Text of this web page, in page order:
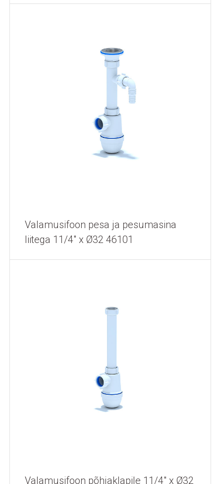
Valamusifoon pesa ja pesumasina
liitega 11/4" x Ø32 46101
Valamusifoon põhjaklapile 11/4" x Ø32